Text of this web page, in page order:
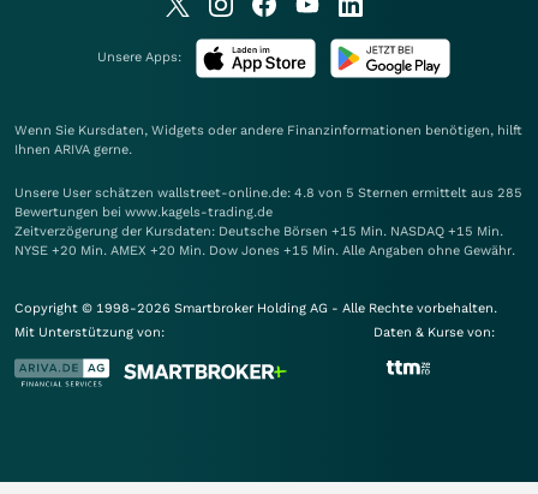
Unsere Apps:
Wenn Sie Kursdaten, Widgets oder andere Finanzinformationen benötigen, hilft
Ihnen ARIVA gerne.
Unsere User schätzen wallstreet-online.de: 4.8 von 5 Sternen ermittelt aus 285
Bewertungen bei www.kagels-trading.de
Zeitverzögerung der Kursdaten: Deutsche Börsen +15 Min. NASDAQ +15 Min.
NYSE +20 Min. AMEX +20 Min. Dow Jones +15 Min. Alle Angaben ohne Gewähr.
Copyright © 1998-2026 Smartbroker Holding AG - Alle Rechte vorbehalten.
Mit Unterstützung von:
Daten & Kurse von: